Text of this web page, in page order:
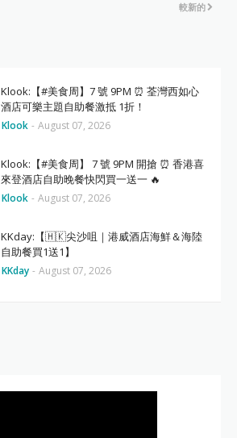
較新的
Klook:【#美食周】7 號 9PM ⏰ 荃灣西如心
酒店可樂主題自助餐激抵 1折！
Klook - August 07, 2026
Klook:【#美食周】 7 號 9PM 開搶 ⏰ 香港喜
來登酒店自助晚餐快閃買一送一 🔥
Klook - August 07, 2026
KKday:【🇭🇰尖沙咀｜港威酒店海鮮＆海陸
自助餐買1送1】
KKday - August 07, 2026